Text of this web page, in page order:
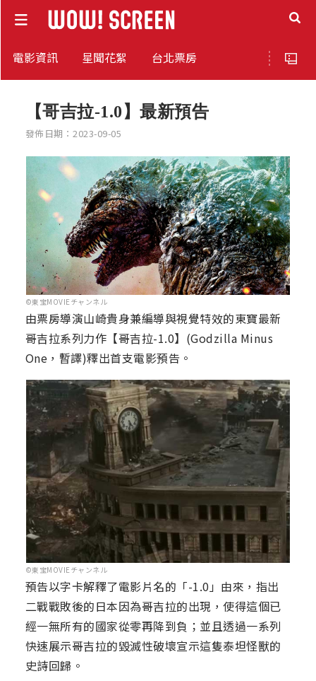
電影資訊 星聞花絮 台北票房
【哥吉拉-1.0】最新預告
發佈日期：2023-09-05
©東宝MOVIEチャンネル
由票房導演山崎貴身兼編導與視覺特效的東寶最新
哥吉拉系列力作【哥吉拉-1.0】(Godzilla Minus
One，暫譯)釋出首支電影預告。
©東宝MOVIEチャンネル
預告以字卡解釋了電影片名的「-1.0」由來，指出
二戰戰敗後的日本因為哥吉拉的出現，使得這個已
經一無所有的國家從零再降到負；並且透過一系列
快速展示哥吉拉的毀滅性破壞宣示這隻泰坦怪獸的
史詩回歸。